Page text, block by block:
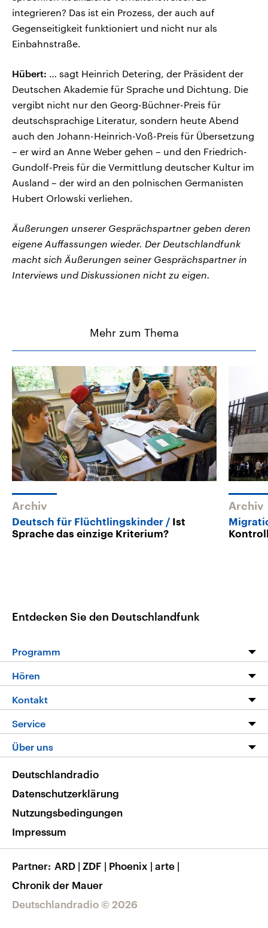
integrieren? Das ist ein Prozess, der auch auf
Gegenseitigkeit funktioniert und nicht nur als
Einbahnstraße.
Hübert: … sagt Heinrich Detering, der Präsident der
Deutschen Akademie für Sprache und Dichtung. Die
vergibt nicht nur den Georg-Büchner-Preis für
deutschsprachige Literatur, sondern heute Abend
auch den Johann-Heinrich-Voß-Preis für Übersetzung
– er wird an Anne Weber gehen – und den Friedrich-
Gundolf-Preis für die Vermittlung deutscher Kultur im
Ausland – der wird an den polnischen Germanisten
Hubert Orlowski verliehen.
Äußerungen unserer Gesprächspartner geben deren
eigene Auffassungen wieder. Der Deutschlandfunk
macht sich Äußerungen seiner Gesprächspartner in
Interviews und Diskussionen nicht zu eigen.
Mehr zum Thema
Archiv
Deutsch für Flüchtlingskinder
Ist
Sprache das einzige Kriterium?
Archiv
Entdecken Sie den Deutschlandfunk
Programm
Die Nachrichten
Nachrichtenleicht
Neue Beiträge auf dlf.de
Hören
Livestream
Podcasts
Deutschlandfunk App
Nachrichten App
Frequenzen
Kontakt
Service
FAQ
Veranstaltungen
Musikliste
RSS
Über uns
Barrierefreiheit
Deutschlandradio © 2026
Deutschlandradio
Datenschutzerklärung
Nutzungsbedingungen
Impressum
Partner ARD | ZDF | Phoenix | arte |
Chronik der Mauer